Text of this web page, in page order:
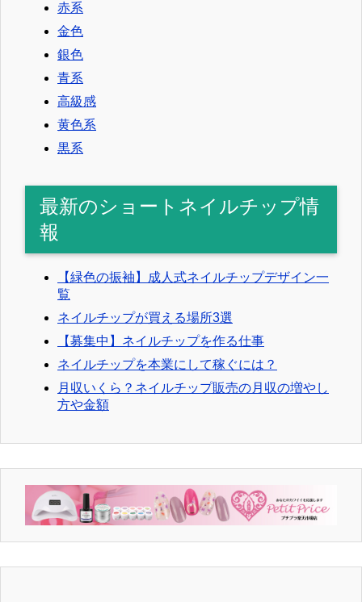
赤系
金色
銀色
青系
高級感
黄色系
黒系
最新のショートネイルチップ情
報
【緑色の振袖】成人式ネイルチップデザイン一
覧
ネイルチップが買える場所3選
【募集中】ネイルチップを作る仕事
ネイルチップを本業にして稼ぐには？
月収いくら？ネイルチップ販売の月収の増やし
方や金額